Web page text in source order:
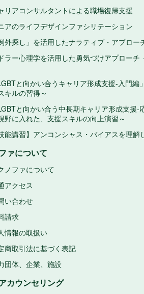
リアコンサルタントによる職場復帰支援
アのライフデザインファシリテーション
外探し」を活用したナラティブ・アプロー
ラー心理学を活用した勇気づけアプロー
と向かい合うキャリア形成支援-入門
キルの習得～
と向かい合う中長期キャリア形成支援
野に入れた、支援スキルの向上演習～
能講習】アンコンシャス・バイアスを理
ァについて
ノファについて
アクセス
い合わせ
請求
情報の取扱い
商取引法に基づく表記
団体、企業、施設
カウンセリング